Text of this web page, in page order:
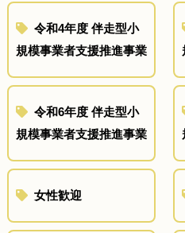
令和4年度 伴走型小
規模事業者支援推進事業
令和6年度 伴走型小
規模事業者支援推進事業
女性歓迎